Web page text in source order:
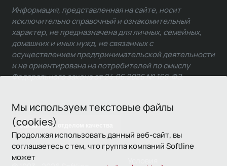
Мы используем текстовые файлы
(cookies)
Продолжая использовать данный веб-сайт, вы
соглашаетесь с тем, что группа компаний Softline
может
Связаться с отделом качества
Информация, представленная на сайте, носит
исключительно справочный и ознакомительный
характер, не предназначена для личных, семейных,
домашних и иных нужд, не связанных с
осуществлением предпринимательской деятельности
и не ориентирована на потребителей по смыслу
Федерального закона от 24.06.2025 № 168-ФЗ.